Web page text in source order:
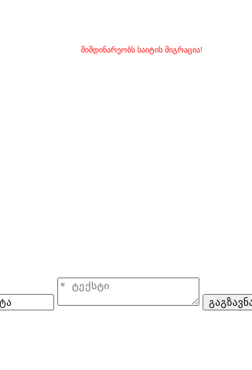
მიმდინარეობს საიტის მიგრაცია!